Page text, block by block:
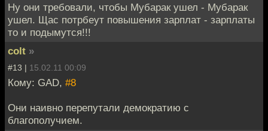
Ну они требовали, чтобы Мубарак ушел - Мубарак
ушел. Щас потрбеут повышения зарплат - зарплаты
то и подымутся!!!
colt »
#13 | 15.02.11 00:09
Кому: GAD, #8
Они наивно перепутали демократию с
благополучием.